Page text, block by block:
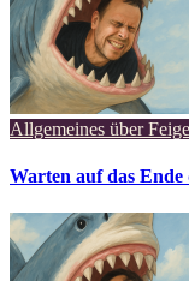
Allgemeines über
Warten auf das Ende